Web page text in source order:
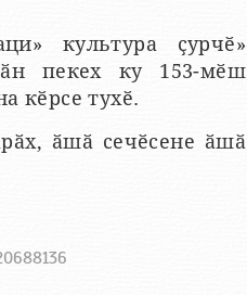
культура ҫурчӗ»
пекех ку 153-мӗш
кӗрсе тухӗ.
ӑшӑ сечӗсене ӑшӑ